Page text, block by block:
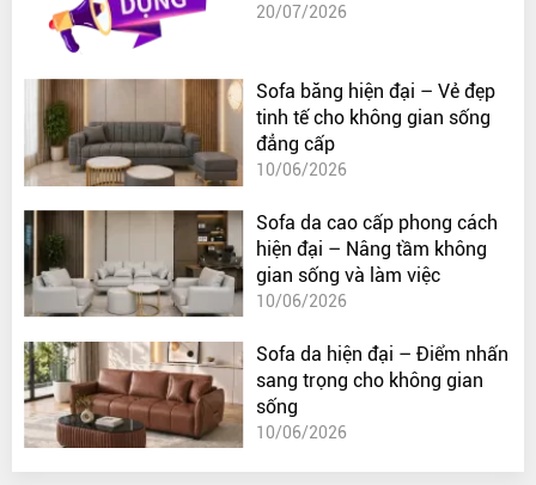
20/07/2026
Sofa băng hiện đại – Vẻ đẹp
tinh tế cho không gian sống
đẳng cấp
10/06/2026
Sofa da cao cấp phong cách
hiện đại – Nâng tầm không
gian sống và làm việc
10/06/2026
Sofa da hiện đại – Điểm nhấn
sang trọng cho không gian
sống
10/06/2026